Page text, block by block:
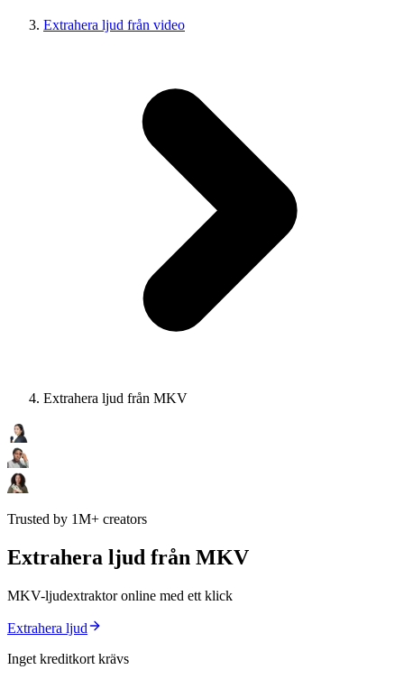
Extrahera ljud från video
Extrahera ljud från MKV
Trusted by 1M+ creators
Extrahera ljud från MKV
MKV-ljudextraktor online med ett klick
Extrahera ljud
Inget kreditkort krävs